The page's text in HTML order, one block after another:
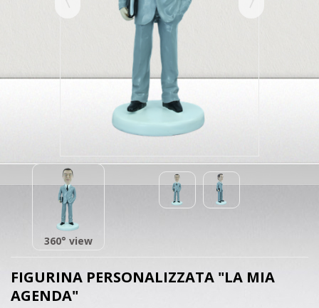
360° view
FIGURINA PERSONALIZZATA "LA MIA
AGENDA"